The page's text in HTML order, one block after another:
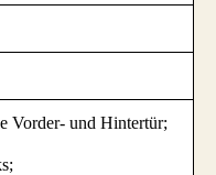
Vorder- und Hintertür;